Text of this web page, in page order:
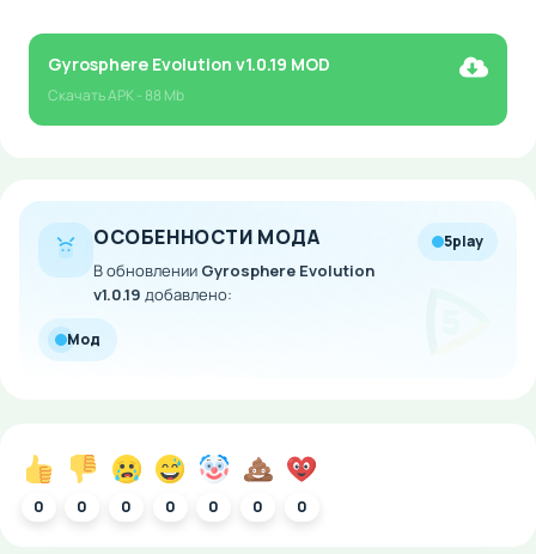
Gyrosphere Evolution v1.0.19 MOD
СкачатьAPK- 88 Mb
ОСОБЕННОСТИ МОДА
В обновлении Gyrosphere Evolution
v1.0.19 добавлено:
5play
Мод
0 0 0 0 0 0 0